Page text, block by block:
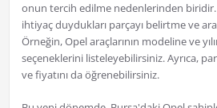
onun tercih edilme nedenlerinden biridir.
ihtiyaç duydukları parçayı belirtme ve
Örneğin, Opel araçlarının modeline ve
seçeneklerini listeleyebilirsiniz. Ayrıca,
ve fiyatını da öğrenebilirsiniz.